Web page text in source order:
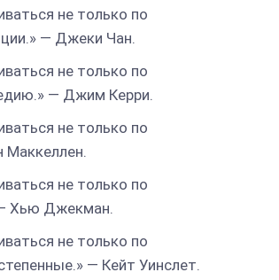
не только по
— Джеки Чан.
не только по
— Джим Керри.
не только по
Маккеллен.
не только по
— Хью Джекман.
не только по
— Кейт Уинслет.